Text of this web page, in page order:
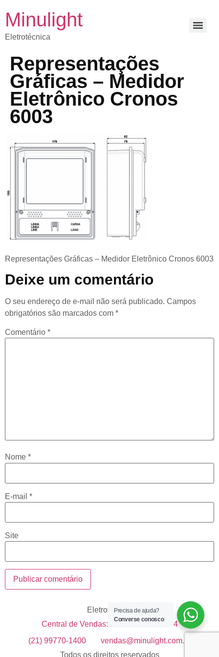
Minulight
Eletrotécnica
Representações
Gráficas – Medidor
Eletrônico Cronos
6003
Representações Gráficas – Medidor Eletrônico Cronos 6003
Deixe um comentário
O seu endereço de e-mail não será publicado. Campos
obrigatórios são marcados com *
Comentário *
Nome *
E-mail *
Site
Eletrotécnica
Central de Vendas: +55 21 99633-1514
(21) 99770-1400
vendas@minulight.com.br
Todos os direitos reservados
Precisa de ajuda?
Converse conosco